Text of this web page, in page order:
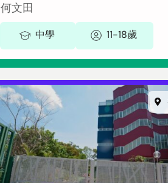
何文田
中學 11-18歲